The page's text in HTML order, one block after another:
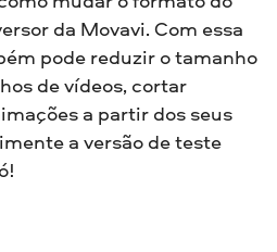
da Movavi. Com essa
pode reduzir o tamanho
de vídeos, cortar
a partir dos seus
a versão de teste